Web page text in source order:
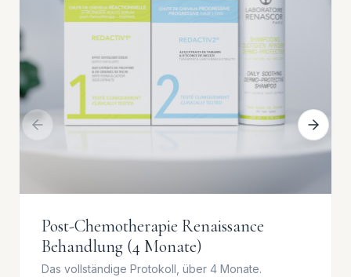
Post-Chemotherapie Renaissance
Behandlung (4 Monate)
Das vollständige Protokoll, über 4 Monate.